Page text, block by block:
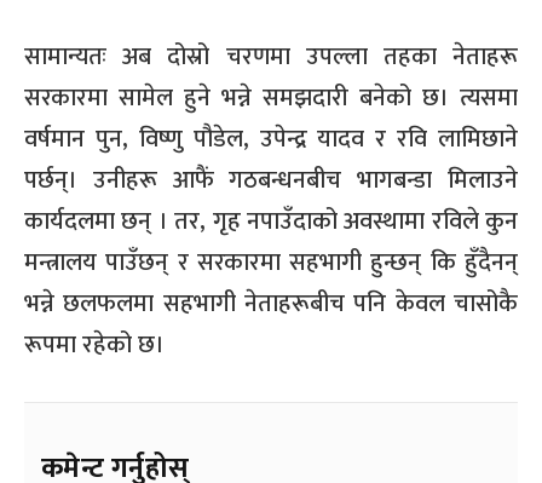
सामान्यतः अब दोस्रो चरणमा उपल्ला तहका नेताहरू
सरकारमा सामेल हुने भन्ने समझदारी बनेको छ। त्यसमा
वर्षमान पुन, विष्णु पौडेल, उपेन्द्र यादव र रवि लामिछाने
पर्छन्। उनीहरू आफैं गठबन्धनबीच भागबन्डा मिलाउने
कार्यदलमा छन् । तर, गृह नपाउँदाको अवस्थामा रविले कुन
मन्त्रालय पाउँछन् र सरकारमा सहभागी हुन्छन् कि हुँदैनन्
भन्ने छलफलमा सहभागी नेताहरूबीच पनि केवल चासोकै
रूपमा रहेको छ।
कमेन्ट गर्नुहोस्